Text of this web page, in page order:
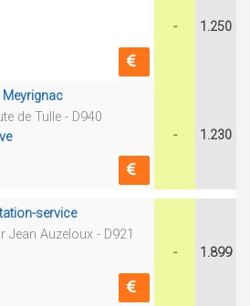
- 1.250
Meyrignac
de Tulle - D940
- 1.230
service
Jean Auzeloux - D921
- 1.899